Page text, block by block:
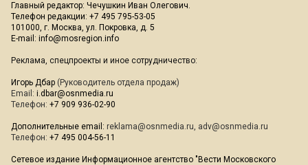
Главный редактор: Чечушкин Иван Олегович.
Телефон редакции: +7 495 795-53-05
101000, г. Москва, ул. Покровка, д. 5
E-mail: info@mosregion.info
Реклама, спецпроекты и иное сотрудничество:
Игорь Дбар (Руководитель отдела продаж)
Email: i.dbar@osnmedia.ru
Телефон: +7 909 936-02-90
Дополнительные email: reklama@osnmedia.ru, adv@osnmedia.ru
Телефон: +7 495 004-56-11
Сетевое издание Информационное агентство "Вести Московского